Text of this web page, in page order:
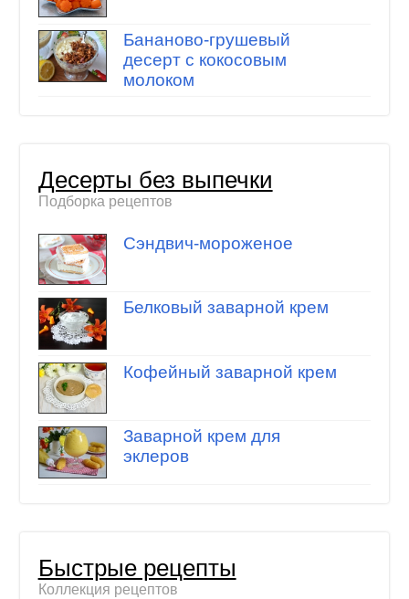
Бананово-грушевый
десерт с кокосовым
молоком
Десерты без выпечки
Подборка рецептов
Сэндвич-мороженое
Белковый заварной крем
Кофейный заварной крем
Заварной крем для
эклеров
Быстрые рецепты
Коллекция рецептов